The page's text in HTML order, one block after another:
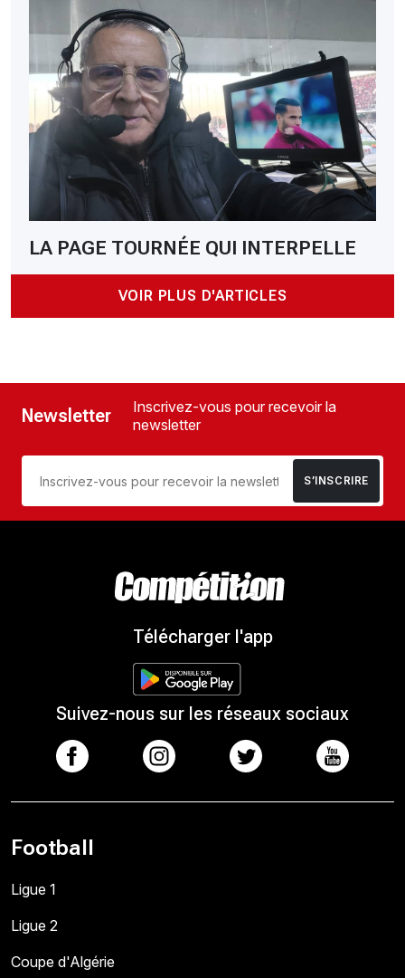
LA PAGE TOURNÉE QUI INTERPELLE
VOIR PLUS D'ARTICLES
Newsletter
Inscrivez-vous pour recevoir la
newsletter
S’INSCRIRE
Télécharger l'app
Suivez-nous sur les réseaux sociaux
Football
Ligue 1
Ligue 2
Coupe d'Algérie